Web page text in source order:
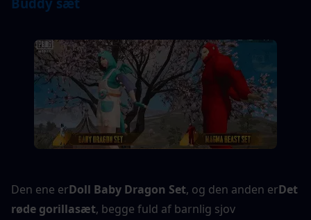
Den ene erDoll Baby Dragon Set, og den anden erDet
røde gorillasæt, begge fuld af barnlig sjov